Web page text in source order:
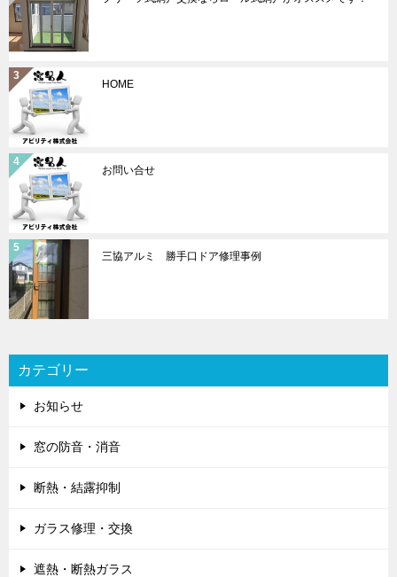
HOME
お問い合せ
三協アルミ 勝手口ドア修理事例
カテゴリー
お知らせ
窓の防音・消音
断熱・結露抑制
ガラス修理・交換
遮熱・断熱ガラス